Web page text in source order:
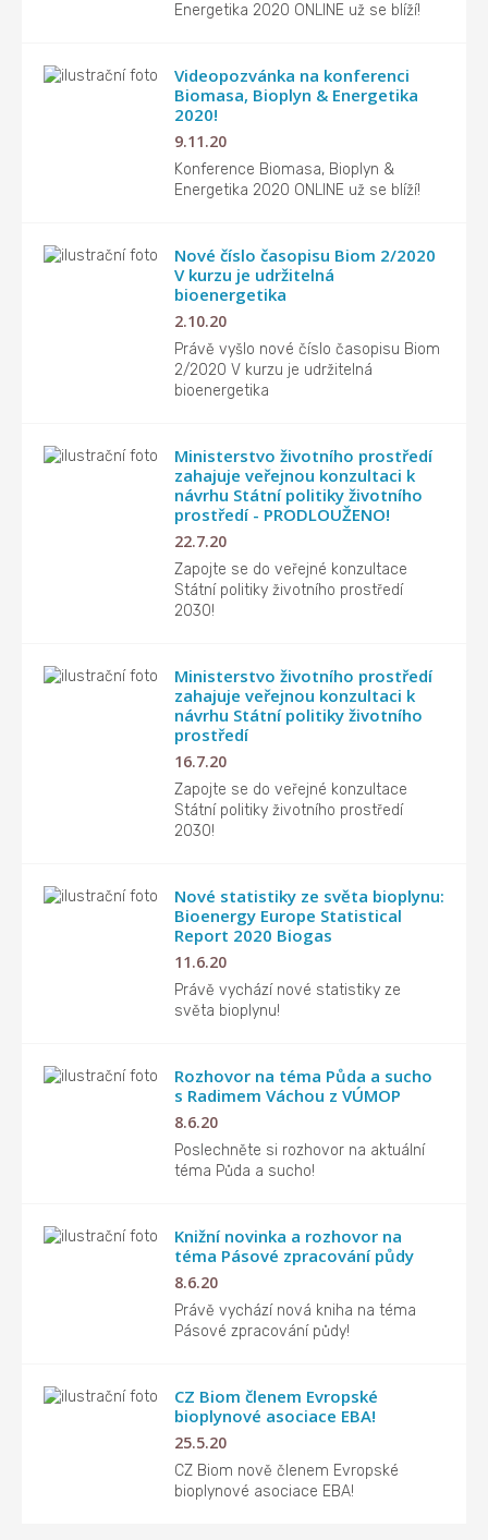
Energetika 2020 ONLINE už se blíží!
Videopozvánka na konferenci
Biomasa, Bioplyn & Energetika
2020!
9.11.20
Konference Biomasa, Bioplyn &
Energetika 2020 ONLINE už se blíží!
Nové číslo časopisu Biom 2/2020
V kurzu je udržitelná
bioenergetika
2.10.20
Právě vyšlo nové číslo časopisu Biom
2/2020 V kurzu je udržitelná
bioenergetika
Ministerstvo životního prostředí
zahajuje veřejnou konzultaci k
návrhu Státní politiky životního
prostředí - PRODLOUŽENO!
22.7.20
Zapojte se do veřejné konzultace
Státní politiky životního prostředí
2030!
Ministerstvo životního prostředí
zahajuje veřejnou konzultaci k
návrhu Státní politiky životního
prostředí
16.7.20
Zapojte se do veřejné konzultace
Státní politiky životního prostředí
2030!
Nové statistiky ze světa bioplynu:
Bioenergy Europe Statistical
Report 2020 Biogas
11.6.20
Právě vychází nové statistiky ze
světa bioplynu!
Rozhovor na téma Půda a sucho
s Radimem Váchou z VÚMOP
8.6.20
Poslechněte si rozhovor na aktuální
téma Půda a sucho!
Knižní novinka a rozhovor na
téma Pásové zpracování půdy
8.6.20
Právě vychází nová kniha na téma
Pásové zpracování půdy!
CZ Biom členem Evropské
bioplynové asociace EBA!
25.5.20
CZ Biom nově členem Evropské
bioplynové asociace EBA!